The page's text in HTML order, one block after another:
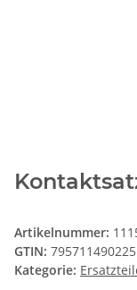
Artikelnummer:
GTIN: 795711490225
Kategorie: